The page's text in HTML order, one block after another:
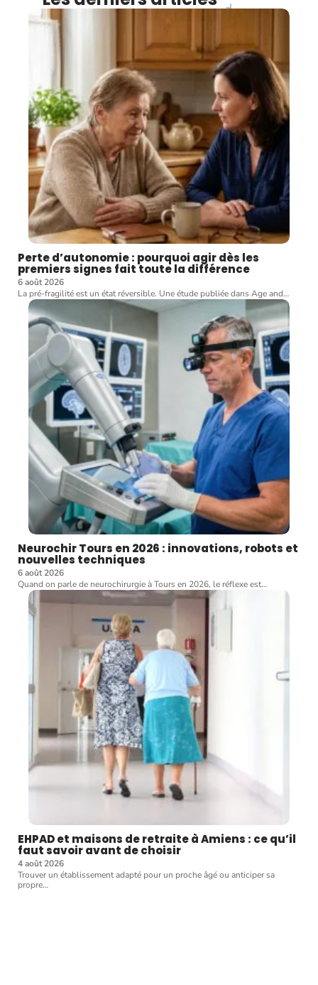
Perte d’autonomie : pourquoi agir dès les
premiers signes fait toute la différence
6 août 2026
La pré-fragilité est un état réversible. Une étude publiée dans Age and…
Neurochir Tours en 2026 : innovations, robots et
nouvelles techniques
6 août 2026
Quand on parle de neurochirurgie à Tours en 2026, le réflexe est…
EHPAD et maisons de retraite à Amiens : ce qu’il
faut savoir avant de choisir
4 août 2026
Trouver un établissement adapté pour un proche âgé ou anticiper sa
propre…